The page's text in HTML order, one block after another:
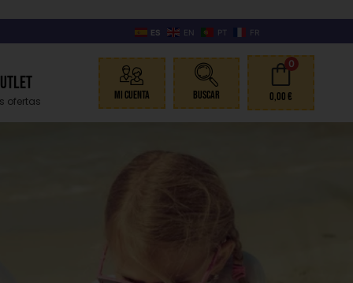
ES EN PT FR
ofertas Mi Cuenta Buscar
0
0,00€